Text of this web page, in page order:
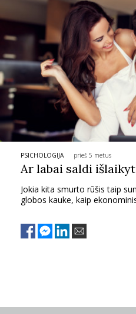
INTERJERAS
NAMAI
RECEPTAI
PSICHOLOGIJA prieš 5 metus
Ar labai saldi
Jokia kita smurto rūšis taip
globos kauke, kaip